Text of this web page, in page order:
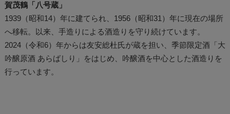
賀茂鶴「八号蔵」
1939（昭和14）年に建てられ、1956（昭和31）年に現在の場所
へ移転。以来、手造りによる酒造りを守り続けています。
2024（令和6）年からは友安総杜氏が蔵を担い、季節限定酒「大
吟醸原酒 あらばしり」をはじめ、吟醸酒を中心とした酒造りを
行っています。